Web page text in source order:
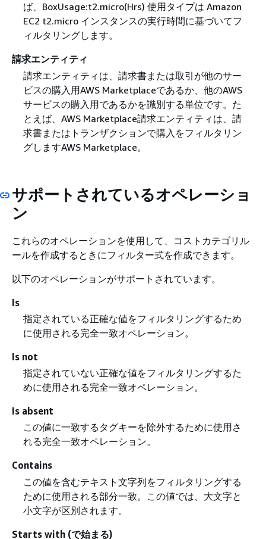
ば、BoxUsage:t2.micro(Hrs) 使用タイプは Amazon
EC2 t2.micro インスタンスの実行時間に基づいてフ
ィルタリングします。
請求エンティティ
請求エンティティは、請求書または取引が他のサー
ビスの購入用AWS Marketplaceであるか、他のAWS
サービスの購入用であるかを識別する単位です。た
とえば、AWS Marketplace請求エンティティは、請
求書またはトランザクションで購入をフィルタリン
グしますAWS Marketplace。
サポートされているオペレーショ
ン
これらのオペレーションを使用して、コストカテゴリル
ールを作成するときにフィルター式を作成できます。
以下のオペレーションがサポートされています。
Is
指定されている正確な値をフィルタリングするため
に使用される完全一致オペレーション。
Is not
指定されていない正確な値をフィルタリングするた
めに使用される完全一致オペレーション。
Is absent
この値に一致するタグキーを除外するために使用さ
れる完全一致オペレーション。
Contains
この値を含むテキスト文字列をフィルタリングする
ために使用される部分一致。この値では、大文字と
小文字が区別されます。
Starts with (で始まる)